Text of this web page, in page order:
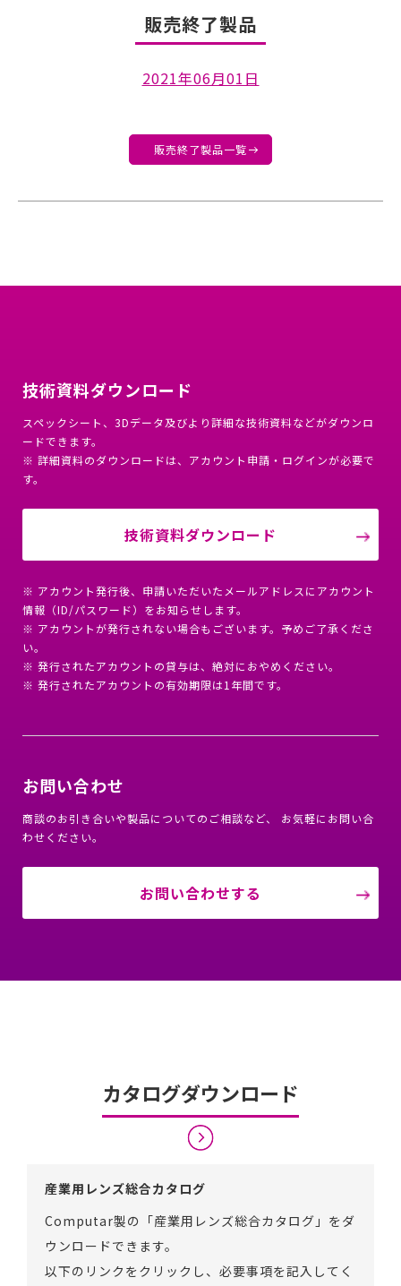
販売終了製品
2021年06月01日
販売終了製品一覧
技術資料ダウンロード
スペックシート、3Dデータ及びより詳細な技術資料などがダウンロ
ードできます。
※ 詳細資料のダウンロードは、アカウント申請・ログインが必要で
す。
技術資料ダウンロード
※ アカウント発行後、申請いただいたメールアドレスにアカウント
情報（ID/パスワード）をお知らせします。
※ アカウントが発行されない場合もございます。予めご了承くださ
い。
※ 発行されたアカウントの貸与は、絶対におやめください。
※ 発行されたアカウントの有効期限は1年間です。
お問い合わせ
商談のお引き合いや製品についてのご相談など、 お気軽にお問い合
わせください。
お問い合わせする
カタログダウンロード
産業用レンズ総合カタログ
Computar製の「産業用レンズ総合カタログ」をダ
ウンロードできます。
以下のリンクをクリックし、必要事項を記入してく